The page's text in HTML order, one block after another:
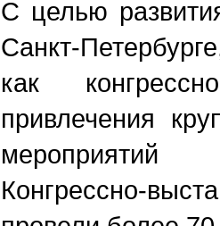
С целью
Санкт-
как
привлечения
мероприятий
Конгрессно-